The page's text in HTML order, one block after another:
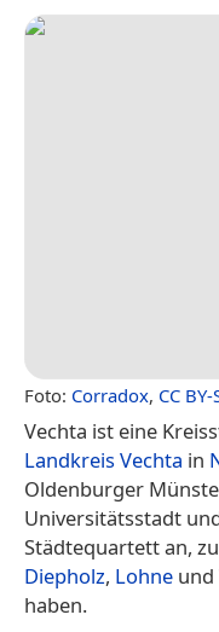
Foto: Corradox, CC
Vechta ist eine
Landkreis Vechta in
Oldenburger
Universitätsstadt
Städtequartett an,
Diepholz, Lohne und
haben.